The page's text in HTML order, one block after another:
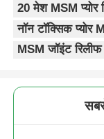
20 मेश MSM प्योर
नॉन टॉक्सिक प्योर
MSM जॉइंट